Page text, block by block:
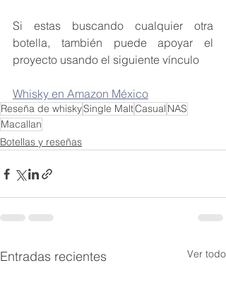
Si estas buscando cualquier otra
botella, también puede apoyar el
proyecto usando el siguiente vínculo
Whisky en Amazon México
Reseña de whiskySingle MaltCasual NAS
Macallan
Botellas y reseñas
Entradas recientes Ver todo